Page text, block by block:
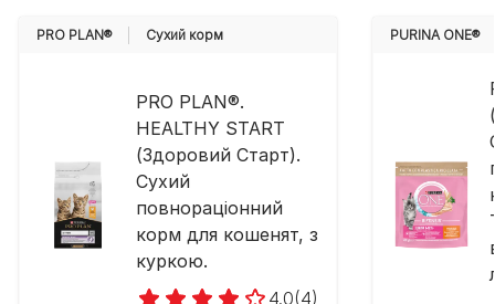
PRO PLAN® Cухий корм
PRO PLAN®.
HEALTHY START
(Здоровий Старт).
Сухий
повнораціонний
корм для кошенят, з
куркою.
4.0(4)
PURINA ONE®